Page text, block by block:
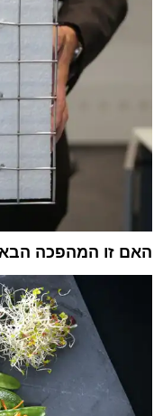
האם זו המהפכה